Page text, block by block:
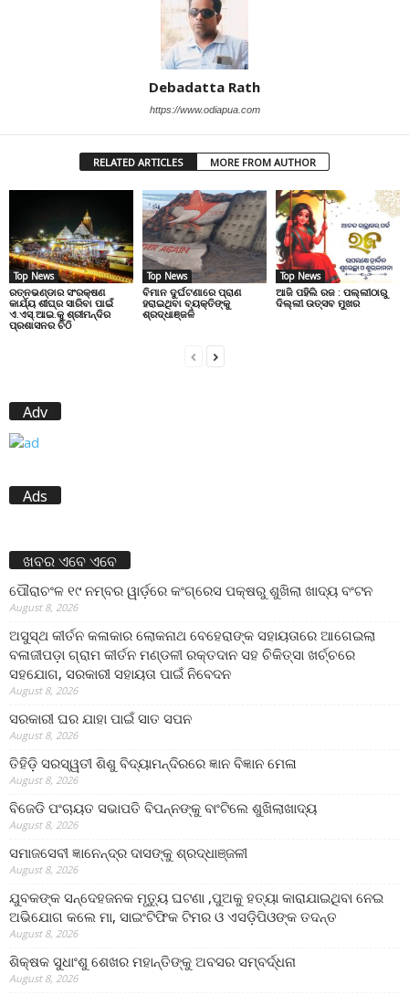
Debadatta Rath
https://www.odiapua.com
RELATED ARTICLES MORE FROM AUTHOR
Top News
ରତ୍ନଭଣ୍ଡାର ସଂରକ୍ଷଣ
କାର୍ଯ୍ୟ ଶୀଘ୍ର ସାରିବା ପାଇଁ
ଏ.ଏସ୍.ଆଇ.କୁ ଶ୍ରୀମନ୍ଦିର
ପ୍ରଶାସନର ଚିଠି
Top News
ବିମାନ ଦୁର୍ଘଟଣାରେ ପ୍ରାଣ
ହରାଇଥିବା ବ୍ୟକ୍ତିଙ୍କୁ
ଶ୍ରଦ୍ଧାଞ୍ଜଳି
Top News
ଆଜି ପହିଲି ରଜ : ପଲ୍ଲୀଠାରୁ
ଦିଲ୍ଲୀ ଉତ୍ସବ ମୁଖର
Adv
Ads
ଖବର ଏବେ ଏବେ
ପୌରାଚଂଳ ୧୯ ନମ୍ବର ୱାର୍ଡ଼ରେ କଂଗ୍ରେସ ପକ୍ଷରୁ ଶୁଖିଲା ଖାଦ୍ୟ ବଂଟନ
August 8, 2026
ଅସୁସ୍ଥ କୀର୍ତନ କଳାକାର ଲୋକନାଥ ବେହେରାଙ୍କ ସହାୟତାରେ ଆଗେଇଲା
ବଳାଜୀପଡ଼ା ଗ୍ରାମ କୀର୍ତନ ମଣ୍ଡଳୀ ରକ୍ତଦାନ ସହ ଚିକିତ୍ସା ଖର୍ଚ୍ଚରେ
ସହଯୋଗ, ସରକାରୀ ସହାୟତା ପାଇଁ ନିବେଦନ
August 8, 2026
ସରକାରୀ ଘର ଯାହା ପାଇଁ ସାତ ସପନ
August 8, 2026
ତିହିଡି଼ ସରସ୍ୱତୀ ଶିଶୁ ବିଦ୍ୟାମନ୍ଦିରରେ ଜ୍ଞାନ ବିଜ୍ଞାନ ମେଳା
August 8, 2026
ବିଜେଡି ପଂଚାୟତ ସଭାପତି ବିପନ୍ନଙ୍କୁ ବାଂଟିଲେ ଶୁଖିଲାଖାଦ୍ୟ
August 8, 2026
ସମାଜସେବୀ ଜ୍ଞାନେନ୍ଦ୍ର ଦାସଙ୍କୁ ଶ୍ରଦ୍ଧାଞ୍ଜଳୀ
August 8, 2026
ଯୁବକଙ୍କ ସନ୍ଦେହଜନକ ମୃତ୍ୟୁ ଘଟଣା ,ପୁଅକୁ ହତ୍ୟା କାରାଯାଇଥିବା ନେଇ
ଅଭିଯୋଗ କଲେ ମା, ସାଇଂଟିଫିକ ଟିମର ଓ ଏସଡ଼ିପିଓଙ୍କ ତଦନ୍ତ
August 8, 2026
ଶିକ୍ଷକ ସୁଧାଂଶୁ ଶେଖର ମହାନ୍ତିଙ୍କୁ ଅବସର ସମ୍ବର୍ଦ୍ଧନା
August 8, 2026